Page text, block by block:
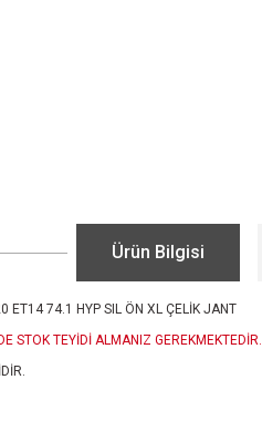
Ürün Bilgisi
ET14 74.1 HYP SIL ÖN XL ÇELİK JANT
STOK TEYİDİ ALMANIZ GEREKMEKTEDİR.